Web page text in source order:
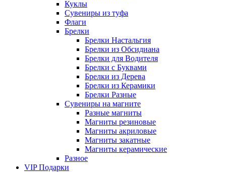
Куклы
Сувениры из туфа
Флаги
Брелки
Брелки Настальгия
Брелки из Обсидиана
Брелки для Водителя
Брелки с Буквами
Брелки из Дерева
Брелки из Керамики
Брелки Разные
Сувениры на магните
Разные магниты
Магниты резиновые
Магниты акриловые
Магниты закатные
Магниты керамические
Разное
VIP Подарки